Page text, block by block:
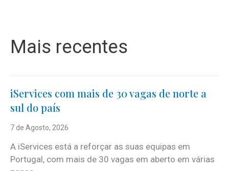
Mais recentes
iServices com mais de 30 vagas de norte a
sul do país
7 de Agosto, 2026
A iServices está a reforçar as suas equipas em
Portugal, com mais de 30 vagas em aberto em várias